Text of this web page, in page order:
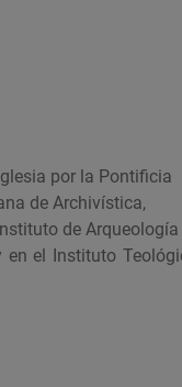
por la Pontificia
de Archivística,
de Arqueología
en el Instituto